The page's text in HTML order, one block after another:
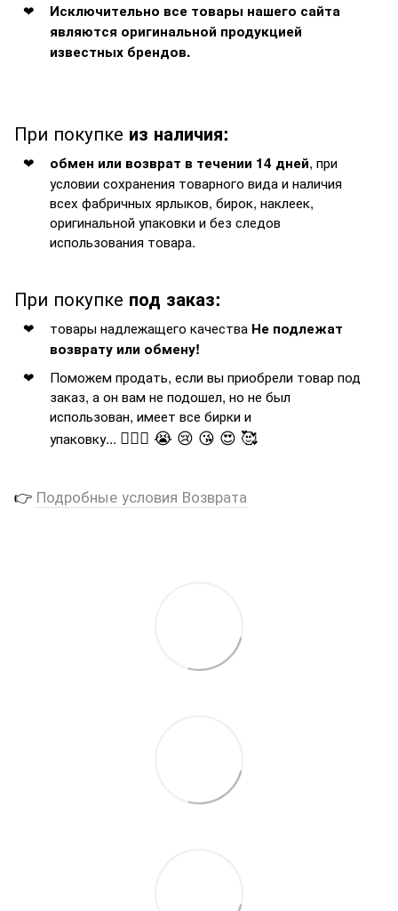
Исключительно все товары нашего сайта
являются оригинальной продукцией
известных брендов.
При покупке из наличия:
обмен или возврат в течении 14 дней, при
условии сохранения товарного вида и наличия
всех фабричных ярлыков, бирок, наклеек,
оригинальной упаковки и без следов
использования товара.
При покупке под заказ:
товары надлежащего качества Не подлежат
возврату или обмену!
Поможем продать, если вы приобрели товар под
заказ, а он вам не подошел, но не был
использован, имеет все бирки и
упаковку... 🤦🏻‍♂️ 😭 😢 😘 😍 🥰
👉 Подробные условия Возврата